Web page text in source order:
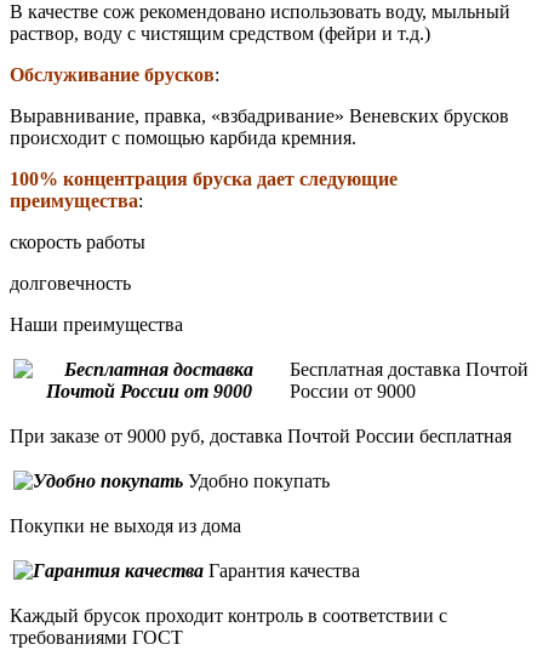
В качестве сож рекомендовано использовать воду, мыльный
раствор, воду с чистящим средством (фейри и т.д.)
Обслуживание брусков:
Выравнивание, правка, «взбадривание» Веневских брусков
происходит с помощью карбида кремния.
100% концентрация бруска дает следующие
преимущества:
скорость работы
долговечность
Наши преимущества
Бесплатная доставка Почтой
России от 9000
При заказе от 9000 руб, доставка Почтой России бесплатная
Удобно покупать
Покупки не выходя из дома
Гарантия качества
Каждый брусок проходит контроль в соответствии с
требованиями ГОСТ